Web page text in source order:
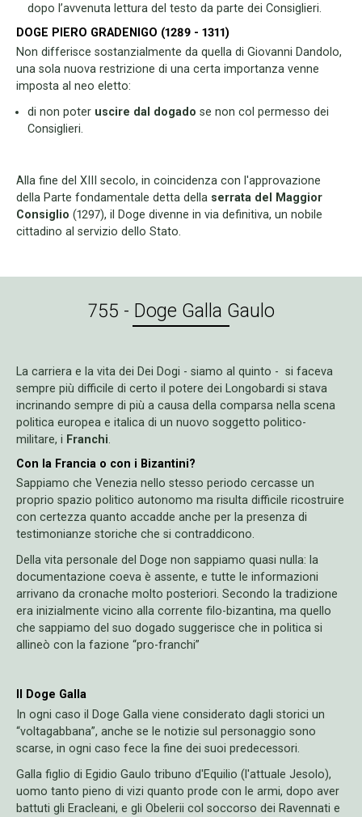
dopo l’avvenuta lettura del testo da parte dei Consiglieri.
DOGE PIERO GRADENIGO (1289 - 1311)
Non differisce sostanzialmente da quella di Giovanni Dandolo,
una sola nuova restrizione di una certa importanza venne
imposta al neo eletto:
di non poter uscire dal dogado se non col permesso dei
Consiglieri.
Alla fine del XIII secolo, in coincidenza con l'approvazione
della Parte fondamentale detta della serrata del Maggior
Consiglio (1297), il Doge divenne in via definitiva, un nobile
cittadino al servizio dello Stato.
755 - Doge Galla Gaulo
La carriera e la vita dei Dei Dogi - siamo al quinto - si faceva
sempre più difficile di certo il potere dei Longobardi si stava
incrinando sempre di più a causa della comparsa nella scena
politica europea e italica di un nuovo soggetto politico-
militare, i Franchi.
Con la Francia o con i Bizantini?
Sappiamo che Venezia nello stesso periodo cercasse un
proprio spazio politico autonomo ma risulta difficile ricostruire
con certezza quanto accadde anche per la presenza di
testimonianze storiche che si contraddicono.
Della vita personale del Doge non sappiamo quasi nulla: la
documentazione coeva è assente, e tutte le informazioni
arrivano da cronache molto posteriori. Secondo la tradizione
era inizialmente vicino alla corrente filo-bizantina, ma quello
che sappiamo del suo dogado suggerisce che in politica si
allineò con la fazione “pro-franchi”
Il Doge Galla
In ogni caso il Doge Galla viene considerato dagli storici un
“voltagabbana”, anche se le notizie sul personaggio sono
scarse, in ogni caso fece la fine dei suoi predecessori.
Galla figlio di Egidio Gaulo tribuno d'Equilio (l'attuale Jesolo),
uomo tanto pieno di vizi quanto prode con le armi, dopo aver
battuti gli Eracleani, e gli Obelerii col soccorso dei Ravennati e